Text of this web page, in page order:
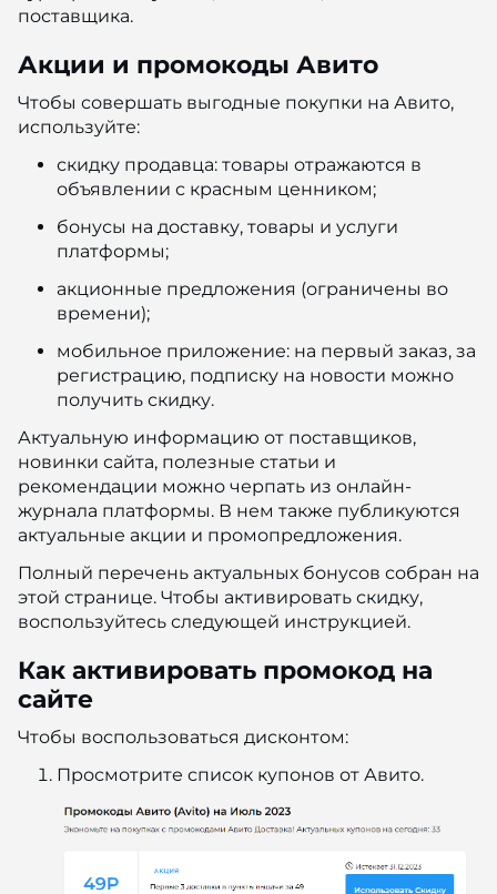
поставщика.
Акции и промокоды Авито
Чтобы совершать выгодные покупки на Авито,
используйте:
скидку продавца: товары отражаются в
объявлении с красным ценником;
бонусы на доставку, товары и услуги
платформы;
акционные предложения (ограничены во
времени);
мобильное приложение: на первый заказ, за
регистрацию, подписку на новости можно
получить скидку.
Актуальную информацию от поставщиков,
новинки сайта, полезные статьи и
рекомендации можно черпать из онлайн-
журнала платформы. В нем также публикуются
актуальные акции и промопредложения.
Полный перечень актуальных бонусов собран на
этой странице. Чтобы активировать скидку,
воспользуйтесь следующей инструкцией.
Как активировать промокод на
сайте
Чтобы воспользоваться дисконтом:
Просмотрите список купонов от Авито.